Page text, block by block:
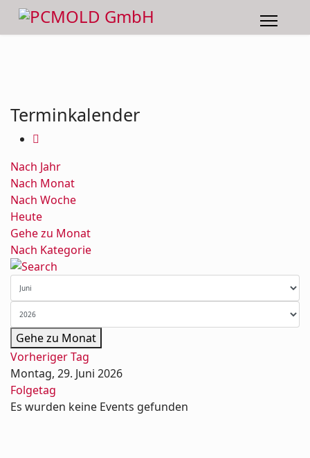
Terminkalender
Nach Jahr
Nach Monat
Nach Woche
Heute
Gehe zu Monat
Nach Kategorie
Gehe zu Monat
Vorheriger Tag
Montag, 29. Juni 2026
Folgetag
Es wurden keine Events gefunden